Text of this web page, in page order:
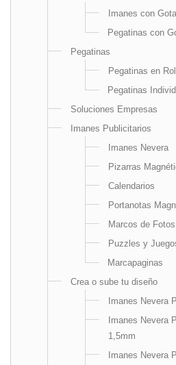
Imanes con
Pegatinas con
Pegatinas
Pegatinas en
Pegatinas
Soluciones Empresas
Imanes Publicitarios
Imanes Nevera
Pizarras
Calendarios
Portanotas
Marcos de Fotos
Puzzles y
Marcapaginas
Crea o sube tu diseño
Imanes Nevera
Imanes Nevera
1,5mm
Imanes Nevera